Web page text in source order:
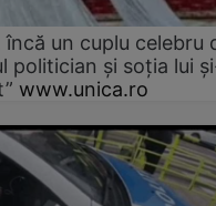
un cuplu celebru
politician și soția lui
www.unica.ro